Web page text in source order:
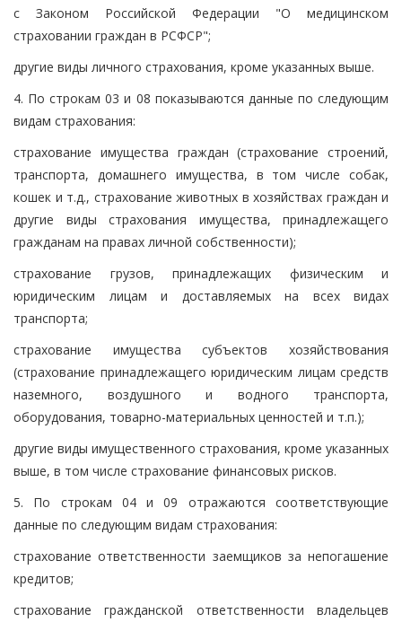
с Законом Российской Федерации "О медицинском
страховании граждан в РСФСР";
другие виды личного страхования, кроме указанных выше.
4. По строкам 03 и 08 показываются данные по следующим
видам страхования:
страхование имущества граждан (страхование строений,
транспорта, домашнего имущества, в том числе собак,
кошек и т.д., страхование животных в хозяйствах граждан и
другие виды страхования имущества, принадлежащего
гражданам на правах личной собственности);
страхование грузов, принадлежащих физическим и
юридическим лицам и доставляемых на всех видах
транспорта;
страхование имущества субъектов хозяйствования
(страхование принадлежащего юридическим лицам средств
наземного, воздушного и водного транспорта,
оборудования, товарно-материальных ценностей и т.п.);
другие виды имущественного страхования, кроме указанных
выше, в том числе страхование финансовых рисков.
5. По строкам 04 и 09 отражаются соответствующие
данные по следующим видам страхования:
страхование ответственности заемщиков за непогашение
кредитов;
страхование гражданской ответственности владельцев